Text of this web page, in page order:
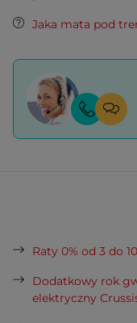
Jaka mata pod
Raty 0% od 3 do
Dodatkowy rok
elektryczny